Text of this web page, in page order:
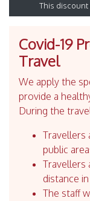
This
Covid-19
Travel
We apply the
provide a
During the
Travellers
public
Travellers
distance
The staff